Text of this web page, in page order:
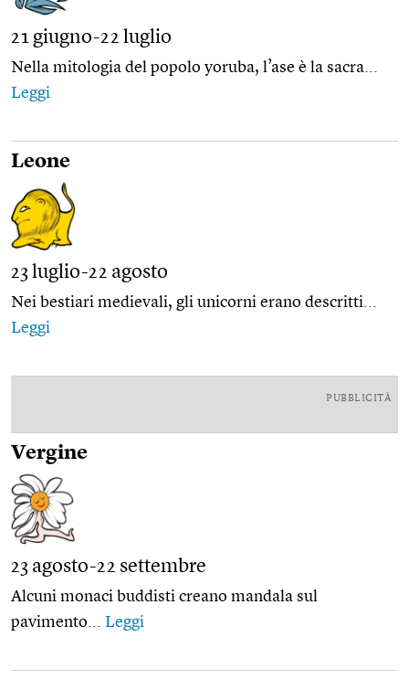
21 giugno-22 luglio
Nella mitologia del popolo yoruba, l’ase è la sacra...
Leggi
Leone
23 luglio-22 agosto
Nei bestiari medievali, gli unicorni erano descritti...
Leggi
PUBBLICITÀ
Vergine
23 agosto-22 settembre
Alcuni monaci buddisti creano mandala sul
pavimento... Leggi